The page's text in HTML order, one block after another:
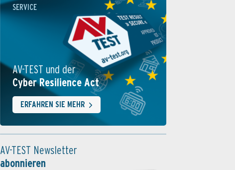
SERVICE
AV-TEST und der
Cyber Resilience Act
ERFAHREN SIE MEHR
AV-TEST Newsletter
abonnieren